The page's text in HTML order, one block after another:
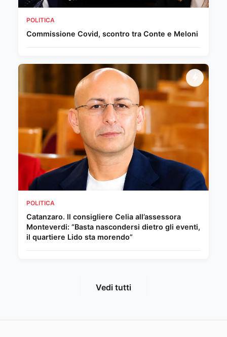
POLITICA
Commissione Covid, scontro tra Conte e Meloni
POLITICA
Catanzaro. Il consigliere Celia all’assessora
Monteverdi: “Basta nascondersi dietro gli eventi,
il quartiere Lido sta morendo”
Vedi tutti